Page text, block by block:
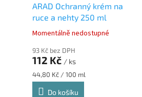
ARAD Ochranný krém na
ruce a nehty 250 ml
Průměrné
produktu
je
5,0
z
Momentálně nedostupné
93 Kč bez DPH
112 Kč / ks
Měrná
cena:
44,80 Kč / 100 ml
Do košíku